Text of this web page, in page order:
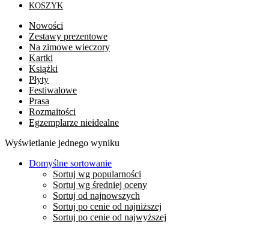
KOSZYK
Nowości
Zestawy prezentowe
Na zimowe wieczory
Kartki
Książki
Płyty
Festiwalowe
Prasa
Rozmaitości
Egzemplarze nieidealne
Wyświetlanie jednego wyniku
Domyślne sortowanie
Sortuj wg popularności
Sortuj wg średniej oceny
Sortuj od najnowszych
Sortuj po cenie od najniższej
Sortuj po cenie od najwyższej